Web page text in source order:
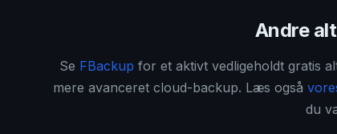
Andre
Se FBackup for et aktivt vedligeholdt gratis
mere avanceret cloud-backup. Læs også
du